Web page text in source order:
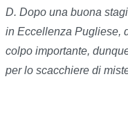
D. Dopo una buona
in Eccellenza Pugliese,
colpo importante,
per lo scacchiere di